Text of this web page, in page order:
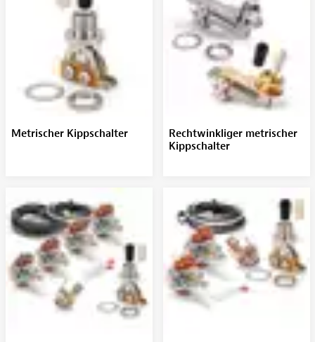
Metrischer Kippschalter
Rechtwinkliger metrischer
Kippschalter